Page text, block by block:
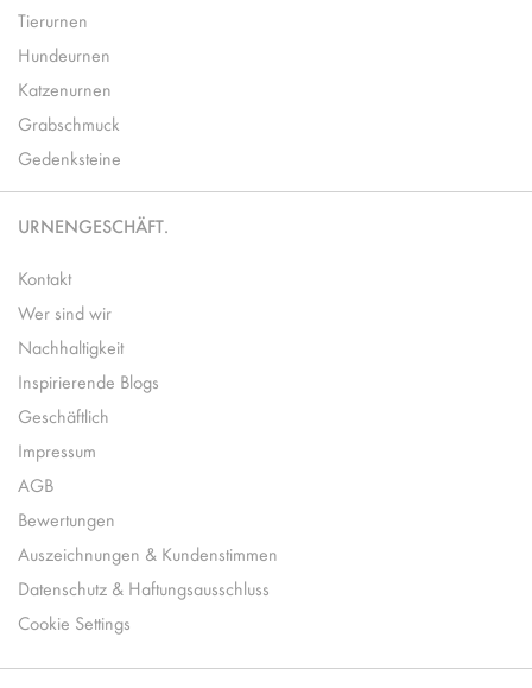
Tierurnen
Hundeurnen
Katzenurnen
Grabschmuck
Gedenksteine
URNENGESCHÄFT.
Kontakt
Wer sind wir
Nachhaltigkeit
Inspirierende Blogs
Geschäftlich
Impressum
AGB
Bewertungen
Auszeichnungen & Kundenstimmen
Datenschutz & Haftungsausschluss
Cookie Settings